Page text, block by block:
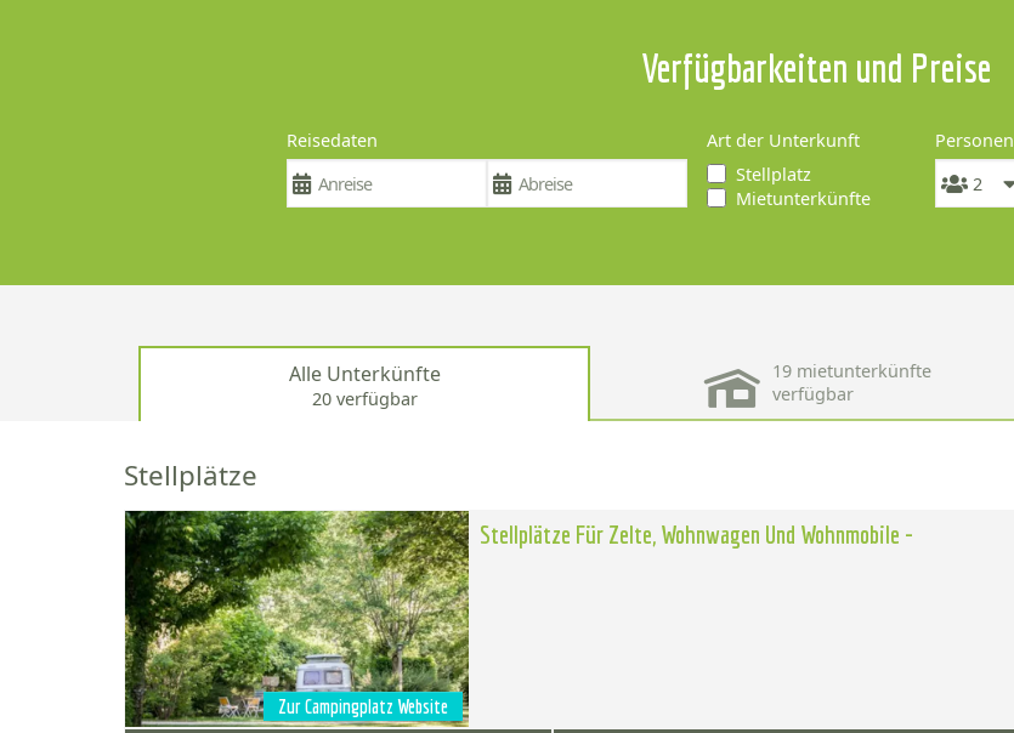
Verfügbarkeiten und Preise
Reisedaten
Art der Unterkunft
Stellplatz
Mietunterkünfte
Personen
Alle Unterkünfte
20 verfügbar
19 mietunterkünfte
verfügbar
Stellplätze
Zur Campingplatz Website
Stellplätze Für Zelte, Wohnwagen Und Wohnmobile -